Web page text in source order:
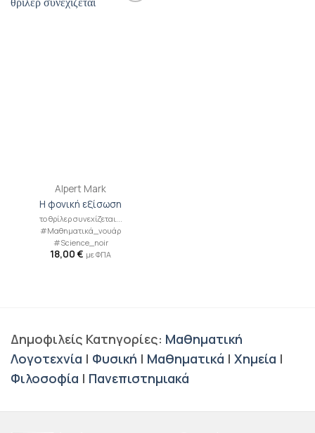
Alpert Mark
Η φονική εξίσωση
το θρίλερ συνεχίζεται...
#Μαθηματικά_νουάρ
#Science_noir
18,00 € με ΦΠΑ
Δημοφιλείς Κατηγορίες: Μαθηματική
Λογοτεχνία | Φυσική | Μαθηματικά | Χημεία |
Φιλοσοφία | Πανεπιστημιακά